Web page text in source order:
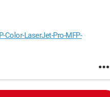
LaserJet-Pro-MFP-